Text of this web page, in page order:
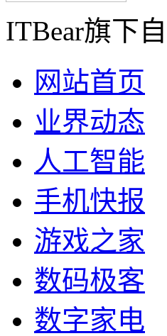
ITBear旗下
网站首页
业界动态
人工智能
手机快报
游戏之家
数码极客
数字家电